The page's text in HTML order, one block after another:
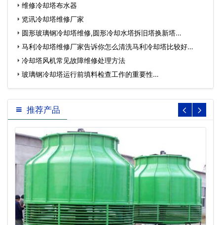
维修冷却塔布水器
览讯冷却塔维修厂家
圆形玻璃钢冷却塔维修,圆形冷却水塔拆旧塔换新塔…
马利冷却塔维修厂家告诉你怎么清洗马利冷却塔比较好…
冷却塔风机常见故障维修处理方法
玻璃钢冷却塔运行前填料检查工作的重要性…
推荐产品